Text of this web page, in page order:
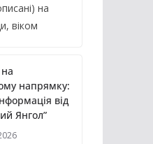
на
віком
напрямку:
від
Янгол”